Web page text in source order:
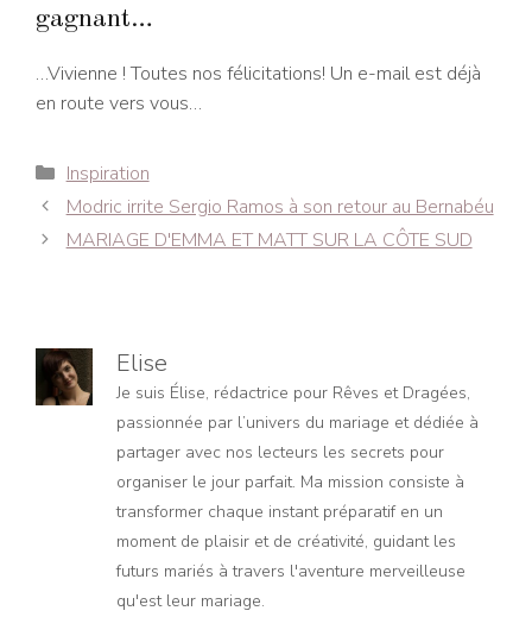
gagnant…
…Vivienne ! Toutes nos félicitations! Un e-mail est déjà
en route vers vous…
Catégories
Inspiration
Navigation
des
Modric irrite Sergio Ramos à son retour au Bernabéu
MARIAGE D'EMMA ET MATT SUR LA CÔTE SUD
Elise
Je suis Élise, rédactrice pour Rêves et Dragées,
passionnée par l’univers du mariage et dédiée à
partager avec nos lecteurs les secrets pour
organiser le jour parfait. Ma mission consiste à
transformer chaque instant préparatif en un
moment de plaisir et de créativité, guidant les
futurs mariés à travers l'aventure merveilleuse
qu'est leur mariage.